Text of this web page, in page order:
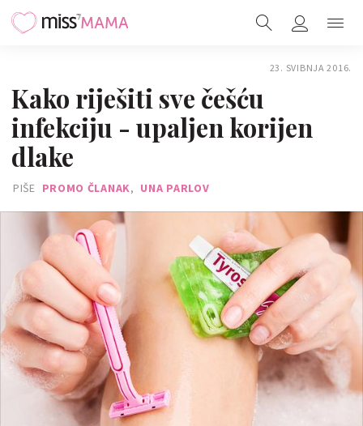
23. SVIBNJA 2016.
Kako riješiti sve češću
infekciju - upaljen korijen
dlake
PIŠE PROMO ČLANAK, UNA PARLOV